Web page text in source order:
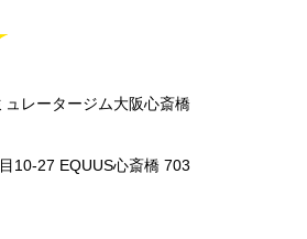
レータージム大阪心斎橋
10-27 EQUUS心斎橋 703